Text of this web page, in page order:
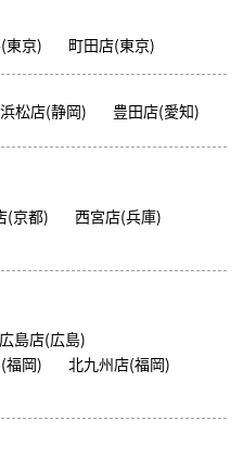
東京)
町田店(東京)
浜松店(静岡) 豊田店(愛知)
(京都)
西宮店(兵庫)
広島店(広島)
福岡)
北九州店(福岡)